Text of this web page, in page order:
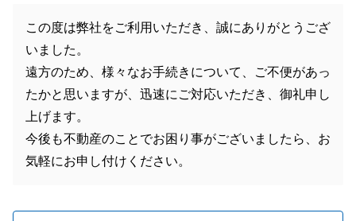
この度は弊社をご利用いただき、誠にありがとうござ
いました。
遠方のため、様々なお手続きについて、ご不便があっ
たかと思いますが、迅速にご対応いただき、御礼申し
上げます。
今後も不動産のことでお困り事がございましたら、お
気軽にお申し付けください。